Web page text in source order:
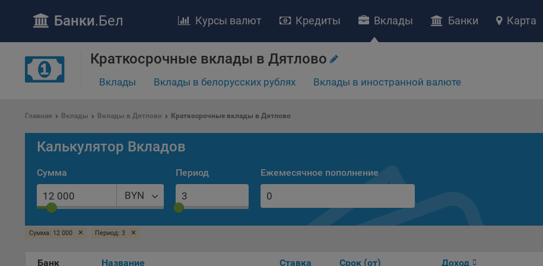
ПОЛОЖЕНИЕ «О политике обработки файлов cookie»
Общество с ограниченной ответственностью «Майфин» (далее –
«Политика»
Беларусь от 7 мая 2021 г. № 99-З «О защите персональных данных» (далее –
«Закон»
файлы cookie, а также каким образом пользователи могут контролировать
Банки.Бел Курсы валют Кредиты Вклады Банки Карта
Краткосрочные вклады в Дятлово
Вклады Вклады в белорусских рублях Вклады в иностранной валюте
Главная Вклады Вклады в Дятлово Краткосрочные вклады в Дятлово
Калькулятор Вкладов
Сумма
BYN
Период Ежемесячное пополнение
Сумма: 12 000 × Период: 3 ×
Банк Название Ставка Срок (от) Доход